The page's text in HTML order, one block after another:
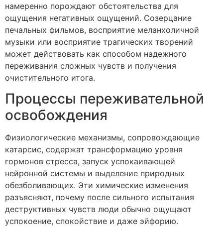
намеренно порождают обстоятельства для
ощущения негативных ощущений. Созерцание
печальных фильмов, восприятие меланхоличной
музыки или восприятие трагических творений
может действовать как способом надежного
переживания сложных чувств и получения
очистительного итога.
Процессы переживательной
освобождения
Физиологические механизмы, сопровождающие
катарсис, содержат трансформацию уровня
гормонов стресса, запуск успокаивающей
нейронной системы и выделение природных
обезболивающих. Эти химические изменения
разъясняют, почему после сильного испытания
деструктивных чувств люди обычно ощущают
успокоение, спокойствие и даже эйфорию.